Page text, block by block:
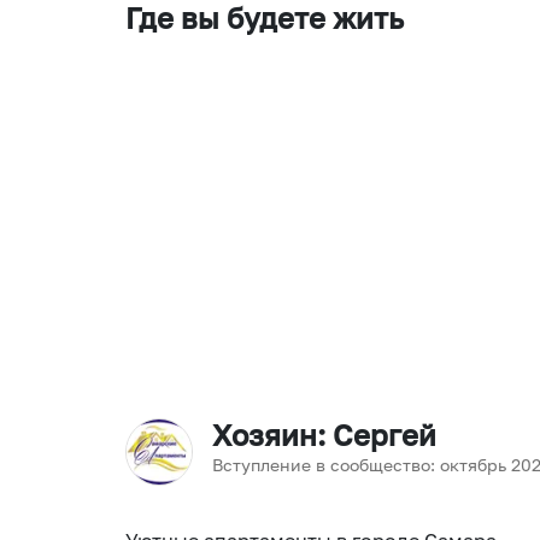
Где вы будете жить
Хозяин: Сергей
Вступление в сообщество: октябрь